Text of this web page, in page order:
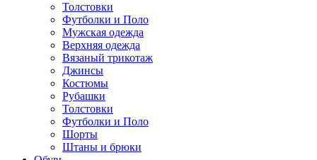
Толстовки
Футболки и Поло
Мужская одежда
Верхняя одежда
Вязаный трикотаж
Джинсы
Костюмы
Рубашки
Толстовки
Футболки и Поло
Шорты
Штаны и брюки